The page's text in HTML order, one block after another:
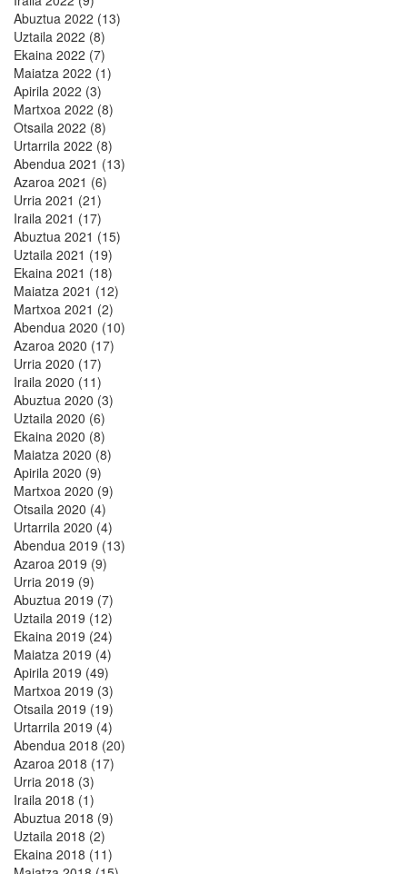
Abuztua 2022 (13)
Uztaila 2022 (8)
Ekaina 2022 (7)
Maiatza 2022 (1)
Apirila 2022 (3)
Martxoa 2022 (8)
Otsaila 2022 (8)
Urtarrila 2022 (8)
Abendua 2021 (13)
Azaroa 2021 (6)
Urria 2021 (21)
Iraila 2021 (17)
Abuztua 2021 (15)
Uztaila 2021 (19)
Ekaina 2021 (18)
Maiatza 2021 (12)
Martxoa 2021 (2)
Abendua 2020 (10)
Azaroa 2020 (17)
Urria 2020 (17)
Iraila 2020 (11)
Abuztua 2020 (3)
Uztaila 2020 (6)
Ekaina 2020 (8)
Maiatza 2020 (8)
Apirila 2020 (9)
Martxoa 2020 (9)
Otsaila 2020 (4)
Urtarrila 2020 (4)
Abendua 2019 (13)
Azaroa 2019 (9)
Urria 2019 (9)
Abuztua 2019 (7)
Uztaila 2019 (12)
Ekaina 2019 (24)
Maiatza 2019 (4)
Apirila 2019 (49)
Martxoa 2019 (3)
Otsaila 2019 (19)
Urtarrila 2019 (4)
Abendua 2018 (20)
Azaroa 2018 (17)
Urria 2018 (3)
Iraila 2018 (1)
Abuztua 2018 (9)
Uztaila 2018 (2)
Ekaina 2018 (11)